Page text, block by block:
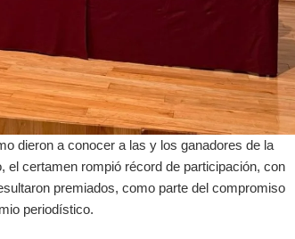
dieron a conocer a las y los ganadores de la
el certamen rompió récord de participación, con
premiados, como parte del compromiso
periodístico.